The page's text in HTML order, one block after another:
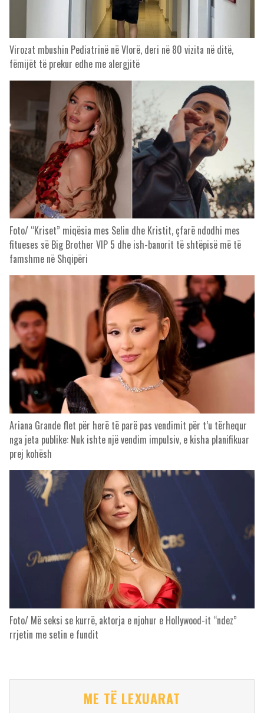
Virozat mbushin Pediatrinë në Vlorë, deri në 80 vizita në ditë,
fëmijët të prekur edhe me alergjitë
Foto/ “Kriset” miqësia mes Selin dhe Kristit, çfarë ndodhi mes
fitueses së Big Brother VIP 5 dhe ish-banorit të shtëpisë më të
famshme në Shqipëri
Ariana Grande flet për herë të parë pas vendimit për t’u tërhequr
nga jeta publike: Nuk ishte një vendim impulsiv, e kisha planifikuar
prej kohësh
Foto/ Më seksi se kurrë, aktorja e njohur e Hollywood-it “ndez”
rrjetin me setin e fundit
ME TË LEXUARAT